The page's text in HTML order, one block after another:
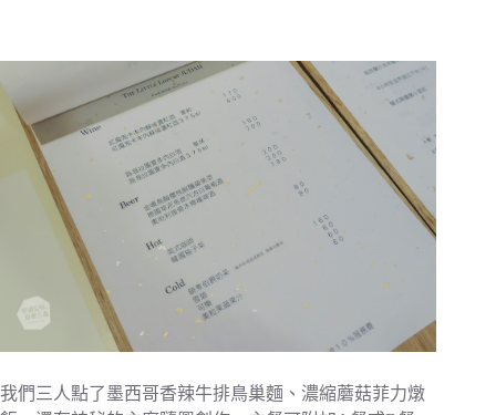
我們三人點了墨西哥香辣牛排鳥巢麵、濃縮蘑菇菲力燉